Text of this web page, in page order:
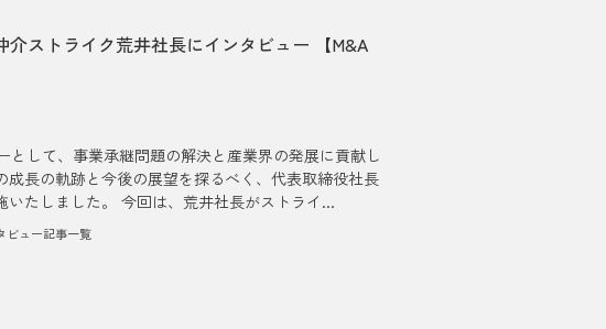
介ストライク荒井社長にインタビュー 【M&A
として、事業承継問題の解決と産業界の発展に貢献し
長の軌跡と今後の展望を探るべく、代表取締役社長
いたしました。 今回は、荒井社長がストライ...
ビュー記事一覧